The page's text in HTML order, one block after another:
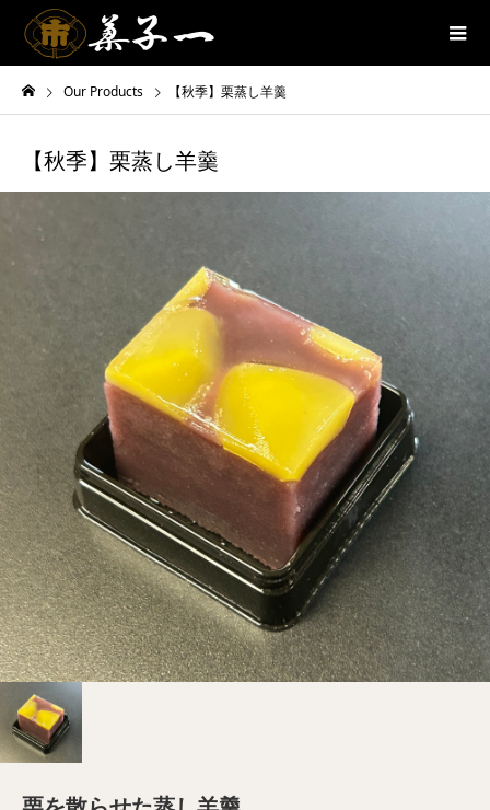
Our Products 【秋季】栗蒸し羊羹
【秋季】栗蒸し羊羹